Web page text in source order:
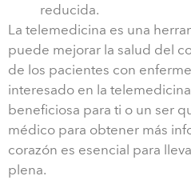
reducida.
La telemedicina es una
puede mejorar la salud del
de los pacientes con
interesado en la
beneficiosa para ti o un ser
médico para obtener más
corazón es esencial para
plena.